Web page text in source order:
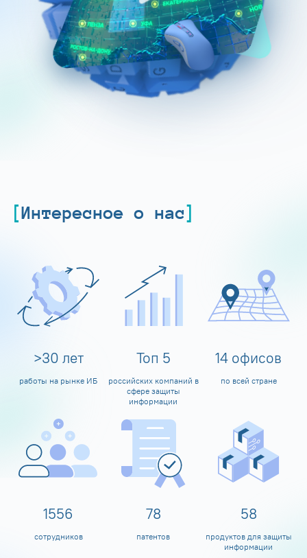
Интересное о нас
>30 лет
работы на рынке ИБ
Топ 5
российских компаний в
сфере защиты
информации
14 офисов
по всей стране
1600
сотрудников
80
патентов
60
продуктов для защиты
информации